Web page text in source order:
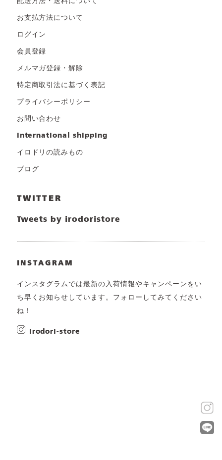
お支払方法について
ログイン
会員登録
メルマガ登録・解除
特定商取引法に基づく表記
プライバシーポリシー
お問い合わせ
international shipping
イロドリの読みもの
ブログ
TWITTER
Tweets by irodoristore
INSTAGRAM
インスタグラムでは最新の入荷情報やキャンペーンをい
ち早くお知らせしています。フォローしてみてください
ね！
irodori-store